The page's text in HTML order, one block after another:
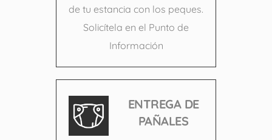
de tu estancia con los peques.
Solicítela en el Punto de
Información
ENTREGA DE
PAÑALES